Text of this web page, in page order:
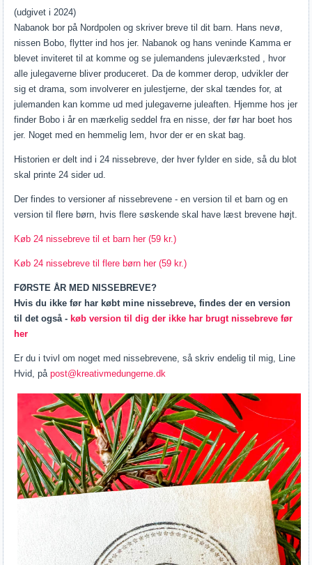
(udgivet i 2024)
Nabanok bor på Nordpolen og skriver breve til dit barn. Hans nevø,
nissen Bobo, flytter ind hos jer. Nabanok og hans veninde Kamma er
blevet inviteret til at komme og se julemandens juleværksted , hvor
alle julegaverne bliver produceret. Da de kommer derop, udvikler der
sig et drama, som involverer en julestjerne, der skal tændes for, at
julemanden kan komme ud med julegaverne juleaften. Hjemme hos jer
finder Bobo i år en mærkelig seddel fra en nisse, der før har boet hos
jer. Noget med en hemmelig lem, hvor der er en skat bag.
Historien er delt ind i 24 nissebreve, der hver fylder en side, så du blot
skal printe 24 sider ud.
Der findes to versioner af nissebrevene - en version til et barn og en
version til flere børn, hvis flere søskende skal have læst brevene højt.
Køb 24 nissebreve til et barn her (59 kr.)
Køb 24 nissebreve til flere børn her (59 kr.)
FØRSTE ÅR MED NISSEBREVE?
Hvis du ikke før har købt mine nissebreve, findes der en version
til det også - køb version til dig der ikke har brugt nissebreve før
her
Er du i tvivl om noget med nissebrevene, så skriv endelig til mig, Line
Hvid, påpost@kreativmedungerne.dk